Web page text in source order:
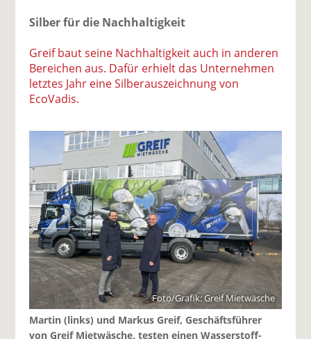
Silber für die Nachhaltigkeit
Greif baut seine Nachhaltigkeit auch in anderen
Bereichen aus. Dafür erhielt das Unternehmen
letztes Jahr eine Silberauszeichnung von
EcoVadis.
Foto/Grafik: Greif Mietwäsche
Martin (links) und Markus Greif, Geschäftsführer
von Greif Mietwäsche, testen einen Wasserstoff-